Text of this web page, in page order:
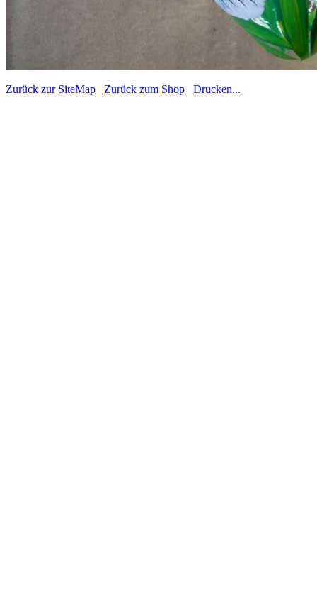
Zurück zur SiteMap Zurück zum Shop Drucken...